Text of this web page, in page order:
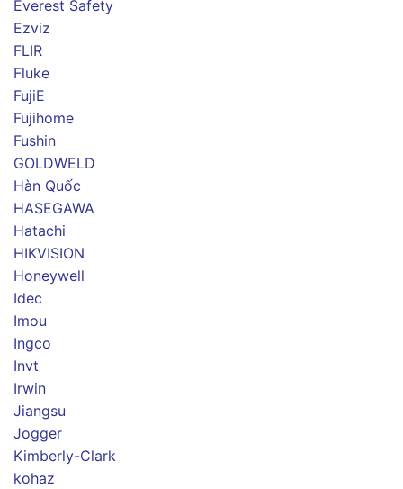
Everest Safety
Ezviz
FLIR
Fluke
FujiE
Fujihome
Fushin
GOLDWELD
Hàn Quốc
HASEGAWA
Hatachi
HIKVISION
Honeywell
Idec
Imou
Ingco
Invt
Irwin
Jiangsu
Jogger
Kimberly-Clark
kohaz